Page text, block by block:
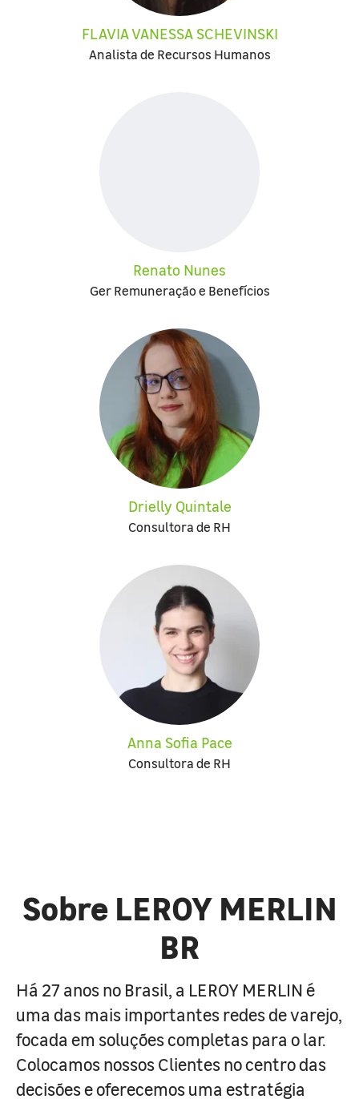
FLAVIA VANESSA SCHEVINSKI
Analista de Recursos Humanos
Renato Nunes
Ger Remuneração e Benefícios
Drielly Quintale
Consultora de RH
Anna Sofia Pace
Consultora de RH
Sobre LEROY MERLIN
BR
Há 27 anos no Brasil, a LEROY MERLIN é
uma das mais importantes redes de varejo,
focada em soluções completas para o lar.
Colocamos nossos Clientes no centro das
decisões e oferecemos uma estratégia